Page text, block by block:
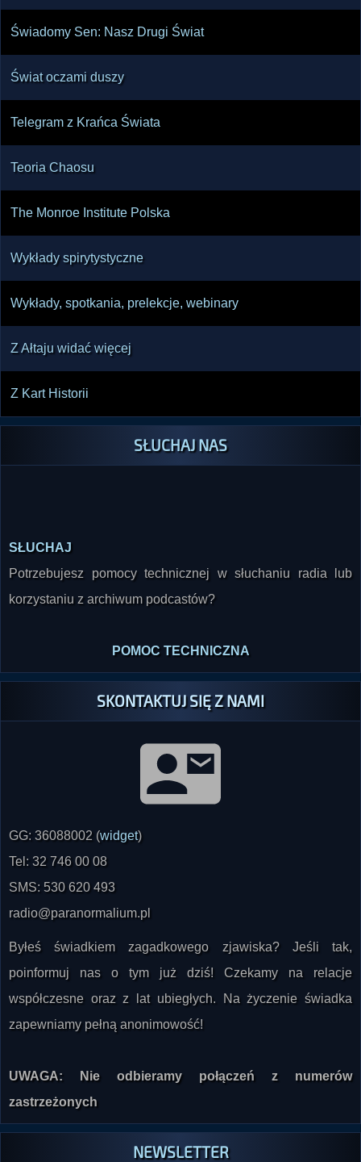
Świadomy Sen: Nasz Drugi Świat
Świat oczami duszy
Telegram z Krańca Świata
Teoria Chaosu
The Monroe Institute Polska
Wykłady spirytystyczne
Wykłady, spotkania, prelekcje, webinary
Z Ałtaju widać więcej
Z Kart Historii
SŁUCHAJ NAS
SŁUCHAJ
Potrzebujesz pomocy technicznej w słuchaniu radia lub
korzystaniu z archiwum podcastów?
POMOC TECHNICZNA
SKONTAKTUJ SIĘ Z NAMI
GG: 36088002 (widget)
Tel: 32 746 00 08
SMS: 530 620 493
radio@paranormalium.pl
Byłeś świadkiem zagadkowego zjawiska? Jeśli tak,
poinformuj nas o tym już dziś! Czekamy na relacje
współczesne oraz z lat ubiegłych. Na życzenie świadka
zapewniamy pełną anonimowość!
UWAGA: Nie odbieramy połączeń z numerów
zastrzeżonych
NEWSLETTER